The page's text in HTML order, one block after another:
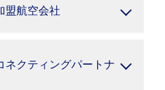
盟航空会社
ネクティングパートナ